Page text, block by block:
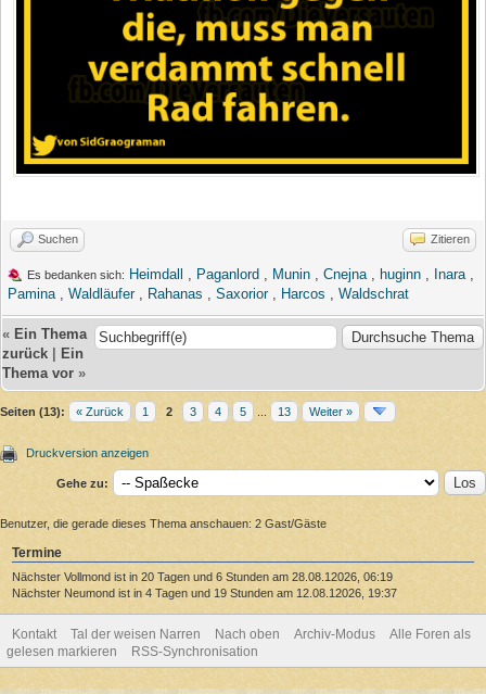
Suchen Zitieren
Es bedanken sich: Heimdall , Paganlord , Munin , Cnejna, huginn , Inara,
Pamina, Waldläufer, Rahanas , Saxorior, Harcos , Waldschrat
« Ein Thema
zurück
Ein
Thema vor »
Seiten (13): « Zurück 1 2 3 4 5 13 Weiter »
Druckversion anzeigen
Gehe zu:
Benutzer, die gerade dieses Thema anschauen: 2 Gast/Gäste
Termine
Nächster Vollmond ist in 20 Tagen und 6 Stunden am 28.08.12026, 06:19
Nächster Neumond ist in 4 Tagen und 19 Stunden am 12.08.12026, 19:37
Kontakt Tal der weisen Narren Nach oben Archiv-Modus
Alle Foren als
gelesen markieren
RSS-Synchronisation